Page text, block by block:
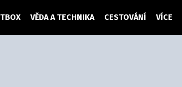
VĚDA A TECHNIKA CESTOVÁNÍ VÍCE